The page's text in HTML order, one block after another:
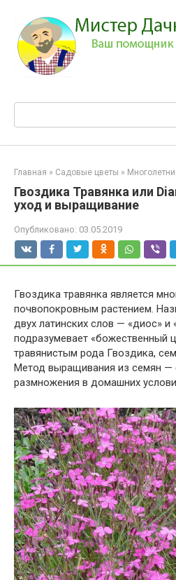
контенту
Главная » Садовые цветы »
Гвоздика Травянка или
уход и выращивание
Опубликовано: 03.05.2019
Гвоздика травянка является
почвопокровным растением.
двух латинских слов — «диос» и
подразумевает «божественный
травянистым рода Гвоздика,
Метод выращивания из семян —
размножения в домашних